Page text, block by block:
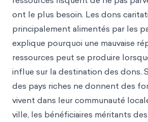
ont le plus besoin. Les dons
principalement alimentés par les
explique pourquoi une mauvaise
ressources peut se produire
influe sur la destination des dons.
des pays riches ne donnent des
vivent dans leur communauté
ville, les bénéficiaires méritants